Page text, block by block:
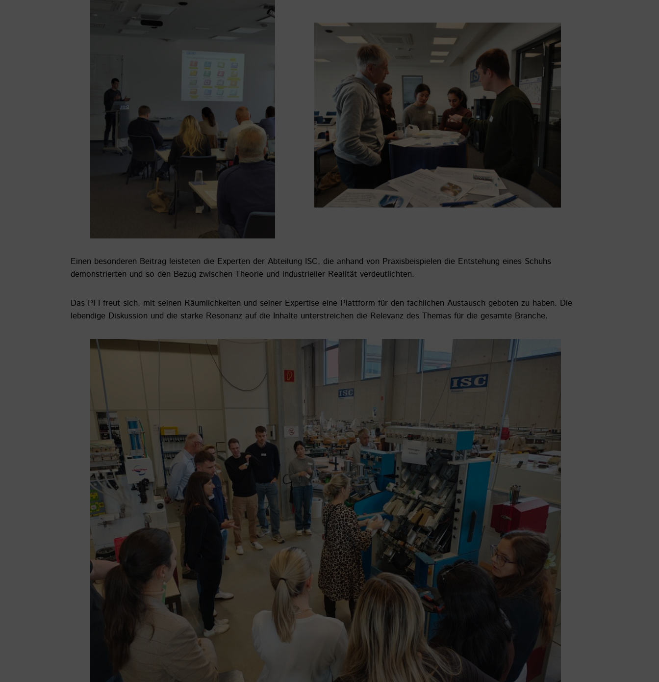
Einen besonderen Beitrag leisteten die Experten der Abteilung ISC, die anhand von Praxisbeispielen die Entstehung eines Schuhs
demonstrierten und so den Bezug zwischen Theorie und industrieller Realität verdeutlichten.
Das PFI freut sich, mit seinen Räumlichkeiten und seiner Expertise eine Plattform für den fachlichen Austausch geboten zu haben. Die
lebendige Diskussion und die starke Resonanz auf die Inhalte unterstreichen die Relevanz des Themas für die gesamte Branche.